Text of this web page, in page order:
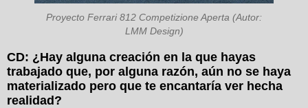
Proyecto Ferrari 812 Competizione Aperta (Autor:
LMM Design)
CD: ¿Hay alguna creación en la que hayas
trabajado que, por alguna razón, aún no se haya
materializado pero que te encantaría ver hecha
realidad?